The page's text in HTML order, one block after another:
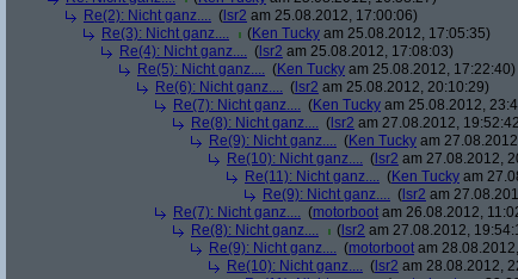
Re(2): Nicht ganz.... ( lsr2 am 25.08.2012, 17:00:06)
Re(3): Nicht ganz....
(Ken Tucky am 25.08.2012, 17:05:35)
Re(4): Nicht ganz.... ( lsr2 am 25.08.2012, 17:08:03)
Re(5): Nicht ganz.... (Ken Tucky am 25.08.2012, 17:22:40)
Re(6): Nicht ganz.... ( lsr2 am 25.08.2012, 20:10:29)
Re(7): Nicht ganz.... (Ken Tucky am 25.08.2012,
Re(8): Nicht ganz.... ( lsr2 am 27.08.2012,
Re(9): Nicht ganz.... (Ken Tucky am
Re(10): Nicht ganz.... ( lsr2 am 27.08.2012,
Re(11): Nicht ganz.... (Ken Tucky am
Re(9): Nicht ganz.... ( lsr2 am
Re(7): Nicht ganz.... (motorboot am 26.08.2012,
Re(8): Nicht ganz....
( lsr2 am 27.08.2012,
Re(9): Nicht ganz.... (motorboot am
Re(10): Nicht ganz.... ( lsr2 am 28.08.2012,